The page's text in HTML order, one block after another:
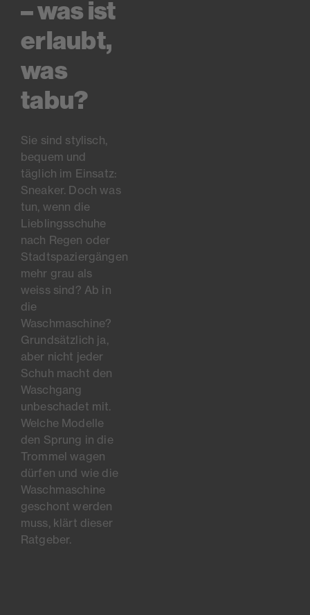
– was ist
erlaubt,
was
tabu?
Sie sind stylisch,
bequem und
täglich im Einsatz:
Sneaker. Doch was
tun, wenn die
Lieblingsschuhe
nach Regen oder
Stadtspaziergängen
mehr grau als
weiss sind? Ab in
die
Waschmaschine?
Grundsätzlich ja,
aber nicht jeder
Schuh macht den
Waschgang
unbeschadet mit.
Welche Modelle
den Sprung in die
Trommel wagen
dürfen und wie die
Waschmaschine
geschont werden
muss, klärt dieser
Ratgeber.